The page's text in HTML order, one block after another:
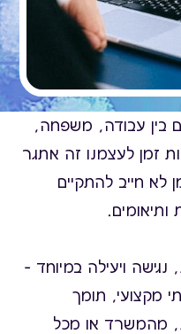
בין עבודה, משפחה,
זמן לעצמנו זה אתגר
לא חייב להתקיים
נגישה ויעילה במיוחד –
מקצועי, תומך
מהמשרד או מכל